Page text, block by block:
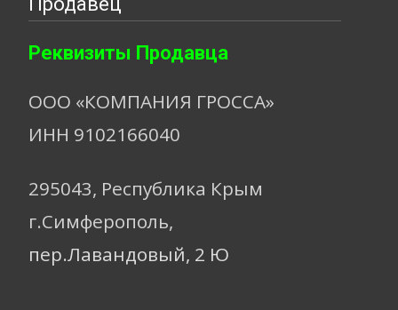
Реквизиты Продавца
ООО «КОМПАНИЯ ГРОССА»
ИНН 9102166040
295043, Республика Крым
г.Симферополь,
пер.Лавандовый, 2 Ю